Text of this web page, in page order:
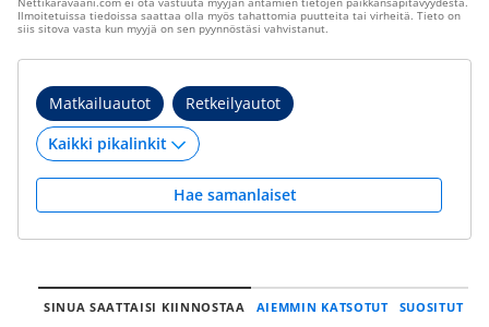
Ilmoitetuissa tiedoissa saattaa olla myös tahattomia puutteita tai virheitä. Tieto on
siis sitova vasta kun myyjä on sen pyynnöstäsi vahvistanut.
Matkailuautot Retkeilyautot
Hae samanlaiset
SINUA SAATTAISI KIINNOSTAA AIEMMIN KATSOTUT SUOSITUT